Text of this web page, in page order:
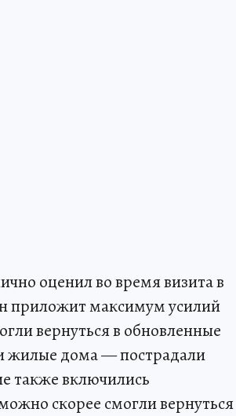
оценил во время визита в
приложит максимум усилий
вернуться в обновленные
жилые дома — пострадали
также включились
скорее смогли вернуться